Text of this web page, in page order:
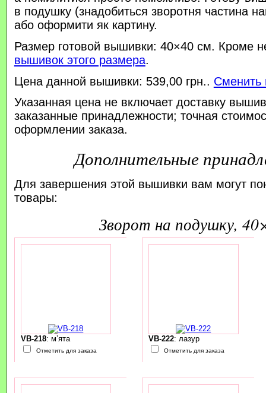
в подушку (знадобиться зворотня частина
або оформити як картину.
Размер готовой вышивки: 40×40 см. Кроме
вышивок этого размера.
Цена данной вышивки: 539,00 грн.. Сменить
Указанная цена не включает доставку
заказанные принадлежности; точная
оформлении заказа.
Дополнительные
Для завершения этой вышивки вам могут
товары:
зворот на подушку,
VB-218: м’ята
Отметить для заказа
VB-222: лазур
Отметить для заказа